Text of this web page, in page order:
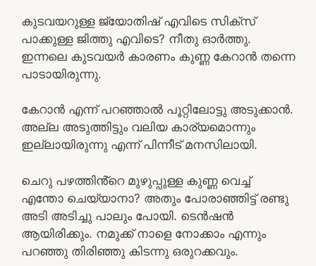
കുടവയറുള്ള ജ്യോതിഷ് എവിടെ സിക്സ്
പാക്കുള്ള ജിത്തു എവിടെ? നീതു ഓർത്തു.
ഇന്നലെ കുടവയർ കാരണം കുണ്ണ കേറാൻ തന്നെ
പാടായിരുന്നു.
കേറാൻ എന്ന് പറഞ്ഞാൽ പൂറ്റിലോട്ടു അടുക്കാൻ.
അല്ല അടുത്തിട്ടും വലിയ കാര്യമൊന്നും
ഇല്ലായിരുന്നു എന്ന് പിന്നീട് മനസിലായി.
ചെറു പഴത്തിൻ്റെ മുഴുപ്പുള്ള കുണ്ണ വെച്ച്
എന്തോ ചെയ്യാനാ? അതും പോരാഞ്ഞിട്ട് രണ്ടു
അടി അടിച്ചു പാലും പോയി. ടെൻഷൻ
ആയിരിക്കും. നമുക്ക് നാളെ നോക്കാം എന്നും
പറഞ്ഞു തിരിഞ്ഞു കിടന്നു ഒരുറക്കവും.